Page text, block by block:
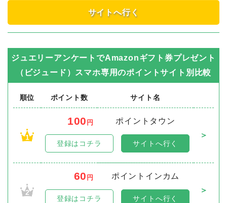
サイトへ行く
ジュエリーアンケートでAmazonギフト券プレゼント
（ビジュード）スマホ専用のポイントサイト別比較
順位 ポイント数 サイト名
1
100 円
ポイントタウン
＞
登録はコチラ サイトへ行く
2
60 円
ポイントインカム
＞
登録はコチラ サイトへ行く